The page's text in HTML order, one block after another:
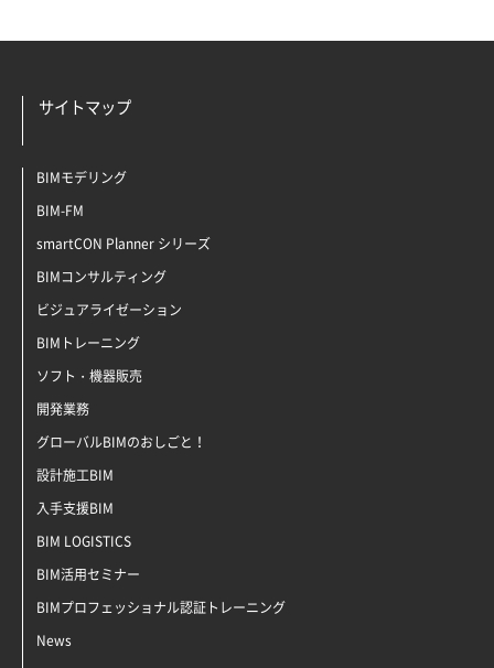
サイトマップ
BIMモデリング
BIM-FM
smartCON Planner シリーズ
BIMコンサルティング
ビジュアライゼーション
BIMトレーニング
ソフト・機器販売
開発業務
グローバルBIMのおしごと！
設計施工BIM
入手支援BIM
BIM LOGISTICS
BIM活用セミナー
BIMプロフェッショナル認証トレーニング
News